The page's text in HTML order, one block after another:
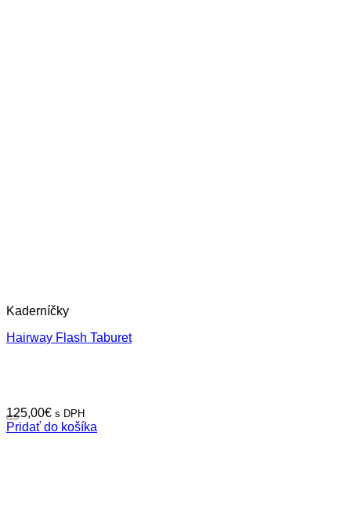
Kaderníčky
Hairway Flash Taburet
125,00€ s DPH
Pridať do košíka